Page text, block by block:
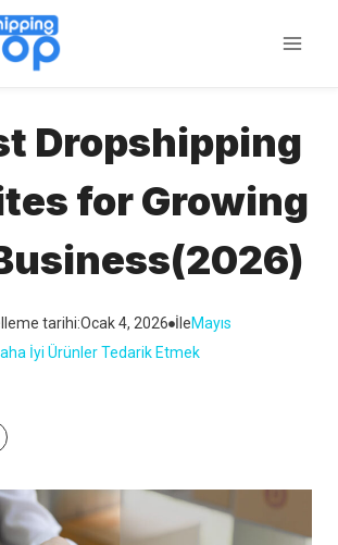
Dropshipping
for Growing
tarihi:Ocak 4, 2026 İleMayıs
İyi Ürünler Tedarik Etmek